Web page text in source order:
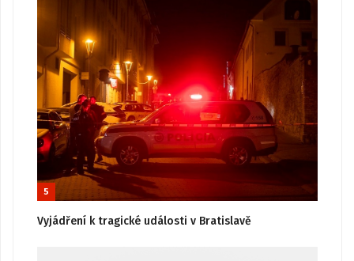
5
Vyjádření k tragické události v Bratislavě